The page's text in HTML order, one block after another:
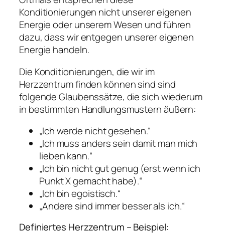
Konditionierungen nicht unserer eigenen
Energie oder unserem Wesen und führen
dazu, dass wir entgegen unserer eigenen
Energie handeln.
Die Konditionierungen, die wir im
Herzzentrum finden können sind sind
folgende Glaubenssätze, die sich wiederum
in bestimmten Handlungsmustern äußern:
„Ich werde nicht gesehen.“
„Ich muss anders sein damit man mich
lieben kann.“
„Ich bin nicht gut genug (erst wenn ich
Punkt X gemacht habe).“
„Ich bin egoistisch.“
„Andere sind immer besser als ich.“
Definiertes Herzzentrum – Beispiel: